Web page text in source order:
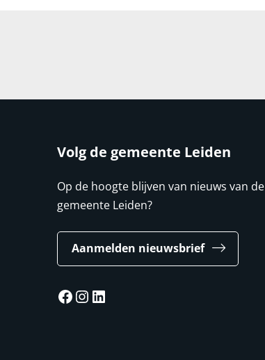
Volg de gemeente Leiden
Op de hoogte blijven van nieuws van de
gemeente Leiden?
Aanmelden nieuwsbrief
Facebook
Instagram
LinkedIn